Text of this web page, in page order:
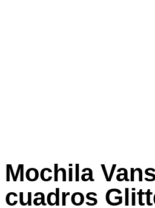
Mochila
cuadros